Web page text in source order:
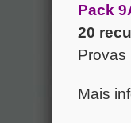
Pack
20
Provas
Mais